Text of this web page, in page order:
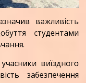
важливість
студентами
виїздного
забезпечення